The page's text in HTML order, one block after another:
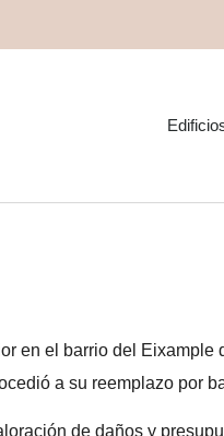
en el barrio del Eixample
a su reemplazo por
de daños y